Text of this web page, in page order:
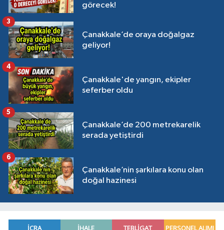
görecek!
Çanakkale’de oraya doğalgaz
geliyor!
3
Çanakkale'de yangın, ekipler
seferber oldu
4
Çanakkale’de 200 metrekarelik
serada yetiştirdi
5
Çanakkale’nin şarkılara konu olan
doğal hazinesi
6